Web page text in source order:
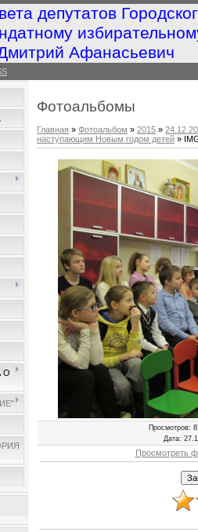
депутатов
Афанасьевич
О
Фотоальбомы
Главная » Фотоальбом » 2015 »
наступающим Новым годом детей »
Просмотров:
Дата:
Просмотреть